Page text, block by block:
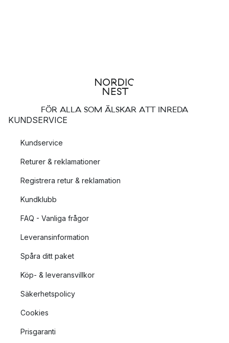
FÖR ALLA SOM ÄLSKAR ATT INREDA
KUNDSERVICE
Kundservice
Returer & reklamationer
Registrera retur & reklamation
Kundklubb
FAQ - Vanliga frågor
Leveransinformation
Spåra ditt paket
Köp- & leveransvillkor
Säkerhetspolicy
Cookies
Prisgaranti